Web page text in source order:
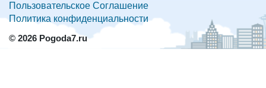
Пользовательское Соглашение
Политика конфиденциальности
© 2026 Pogoda7.ru